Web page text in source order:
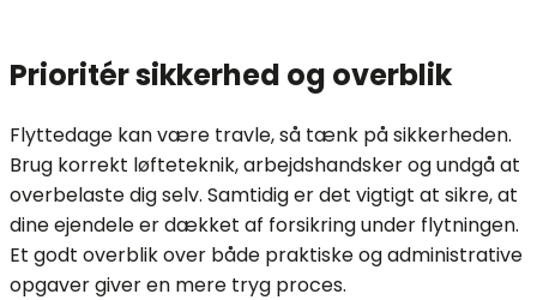
Prioritér sikkerhed og overblik
Flyttedage kan være travle, så tænk på sikkerheden.
Brug korrekt løfteteknik, arbejdshandsker og undgå at
overbelaste dig selv. Samtidig er det vigtigt at sikre, at
dine ejendele er dækket af forsikring under flytningen.
Et godt overblik over både praktiske og administrative
opgaver giver en mere tryg proces.